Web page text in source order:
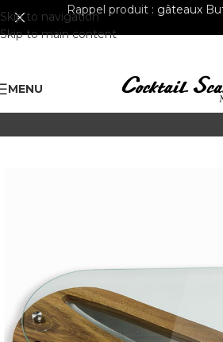
Skip to navigation
Skip to main content
Rappel produit : gâteaux
MENU